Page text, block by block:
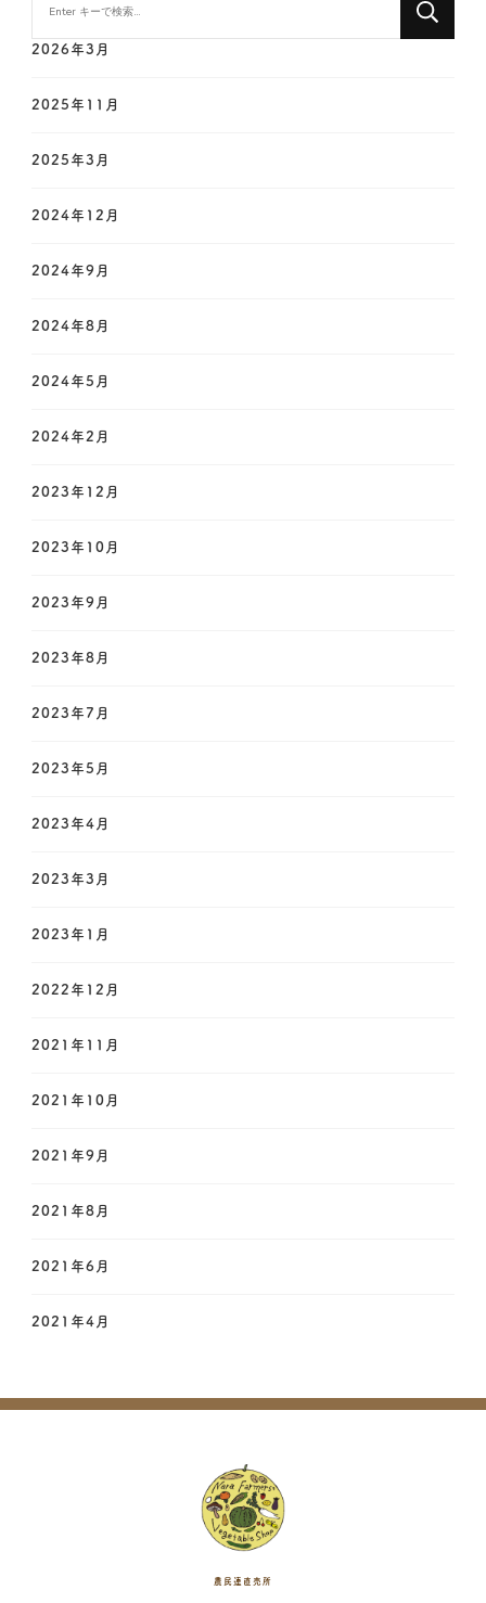
2026年3月
2025年11月
2025年3月
2024年12月
2024年9月
2024年8月
2024年5月
2024年2月
2023年12月
2023年10月
2023年9月
2023年8月
2023年7月
2023年5月
2023年4月
2023年3月
2023年1月
2022年12月
2021年11月
2021年10月
2021年9月
2021年8月
2021年6月
2021年4月
農民連直売所